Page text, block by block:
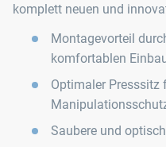
komplett neuen und
Montagevorteil
komfortablen
Optimaler Presssitz
Saubere und